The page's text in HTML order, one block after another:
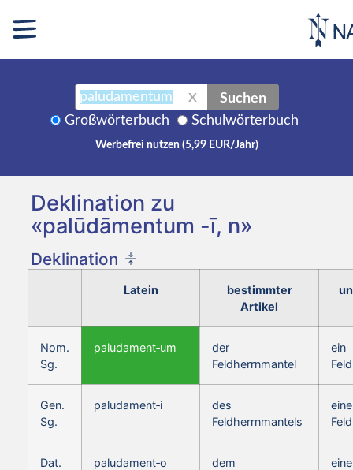
X Suchen
Großwörterbuch Schulwörterbuch
Werbefrei nutzen (5,99 EUR/Jahr)
Deklination zu
«palūdāmentum -ī, n»
Deklination
Latein
bestimmter
Artikel
Nom.
Sg.
paludament‑um
der
Feldherrnmantel
ein
Gen.
Sg.
paludament‑i
des
Feldherrnmantels
Dat.
paludament‑o
dem